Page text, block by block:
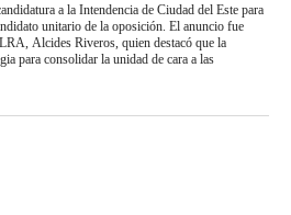
a la Intendencia de Ciudad del Este para
unitario de la oposición. El anuncio fue
Alcides Riveros, quien destacó que la
para consolidar la unidad de cara a las